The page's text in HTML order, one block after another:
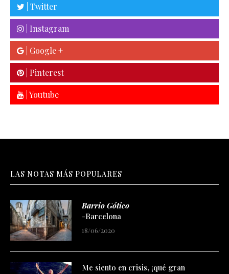
| Twitter
| Instagram
| Google +
| Pinterest
| Youtube
LAS NOTAS MÁS POPULARES
Barrio Gótico
-Barcelona
18/06/2020
Me siento en crisis, ¡qué gran